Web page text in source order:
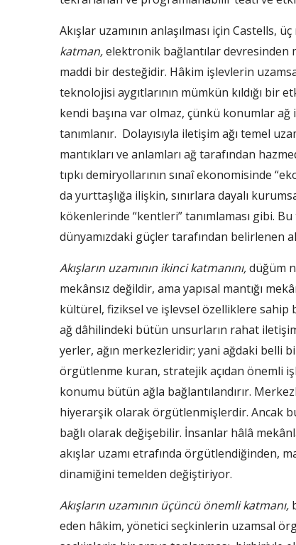
Akışlar uzamının anlaşılması için Castells,
katman,elektronik bağlantılar devresinden
maddi bir desteğidir. Hâkim işlevlerin
teknolojisi aygıtlarının mümkün kıldığı bir
kendi başına var olmaz, çünkü konumlar
tanımlanır. Dolayısıyla iletişim ağı temel
mantıkları ve anlamları ağ tarafından
tıpkı demiryollarının sınaî ekonomisinde
da yurttaşlığa ilişkin, sınırlara dayalı
kökenlerinde “kentleri” tanımlaması gibi.
dünyamızdaki güçler tarafından belirlenen
Akışların uzamının ikinci katmanını,düğüm
mekânsız değildir, ama yapısal mantığı
kültürel, fiziksel ve işlevsel özelliklere sahip
ağ dâhilindeki bütün unsurların rahat
yerler, ağın merkezleridir; yani ağdaki belli
örgütlenme kuran, stratejik açıdan önemli
konumu bütün ağla bağlantılandırır.
hiyerarşik olarak örgütlenmişlerdir. Ancak
bağlı olarak değişebilir. İnsanlar hâlâ
akışlar uzamı etrafında örgütlendiğinden,
dinamiğini temelden değiştiriyor.
Akışların uzamının üçüncü önemli katmanı,
eden hâkim, yönetici seçkinlerin uzamsal